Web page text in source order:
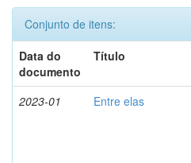
Conjunto de itens:
Data do
documento
Título
2023-01 Entre elas